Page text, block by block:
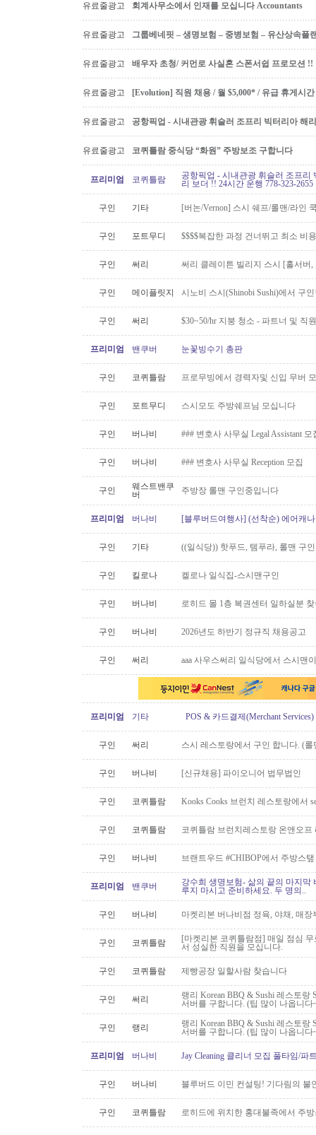
유료줄광고 회계사무소에서 인재를 모십니다 Accountants
유료줄광고 그룹베네핏 – 생명보험 – 중병보험 – 유산상속플
유료줄광고 배우자 초청/ 커먼로 사실혼 스폰서쉽 프로모션 !!
유료줄광고 [Evolution] 직원 채용 / 월 $5,000* / 유급 휴게시
유료줄광고 공항픽업 - 시내관광 휘슬러 조프리 빅터리아 해
유료줄광고 코퀴틀람 중식당 “화원” 주방보조 구합니다
프리미엄 코퀴틀람
공항픽업 - 시내관광 휘슬러 조프
리 보더 !! 24시간 운행 778-323-2655
구인 기타 [버논/Vernon] 스시 쉐프/롤맨/라인
구인 포트무디 $$$$복잡한 과정 건너뛰고 최소 비
구인 써리 써리 클레이튼 빌리지 스시 [홀서버
구인 메이플릿지 시노비 스시(Shinobi Sushi)에서 구
구인 써리 $30~50/hr 지붕 청소 - 파트너 및 직
프리미엄 밴쿠버 눈꽃빙수기 총판
구인 코퀴틀람 프로무빙에서 경력자및 신입 무버
구인 포트무디 스시모도 주방쉐프님 모십니다
구인 버나비 ### 변호사 사무실 Legal Assistant 모
구인 버나비 ### 변호사 사무실 Reception 모집
구인
웨스트밴쿠
버
주방장 롤맨 구인중입니다
프리미엄 버나비 [블루버드여행사] (선착순) 에어캐
구인 기타 ((일식당)) 핫푸드, 템푸라, 롤맨 구
구인 킬로나 켈로나 일식집-스시맨구인
구인 버나비 로히드 몰 1층 복권센터 일하실분
구인 버나비 2026년도 하반기 정규직 채용공고
구인 써리 aaa 사우스써리 일식당에서 스시맨
프리미엄 기타 POS & 카드결제(Merchant
구인 써리 스시 레스토랑에서 구인 합니다. (롤
구인 버나비 [신규채용] 파이오니어 법무법인
구인 코퀴틀람 Kooks Cooks 브런치 레스토랑에서
구인 코퀴틀람 코퀴틀람 브런치레스토랑 온앤오
구인 버나비 브랜트우드 #CHIBOP에서 주방스
프리미엄 밴쿠버
강수희 생명보험- 삶의 끝의 마지막
루지 마시고 준비하세요. 두 명의..
구인 버나비 마켓리본 버나비점 정육, 야채, 매
구인 코퀴틀람
[마켓리본 코퀴틀람점] 매일 점심
서 성실한 직원을 모십니다.
구인 코퀴틀람 제빵공장 일할사람 찾습니다
구인 써리
랭리 Korean BBQ & Sushi 레스토
서버를 구합니다. (팁 많이 나옵니다
구인 랭리
랭리 Korean BBQ & Sushi 레스토
서버를 구합니다. (팁 많이 나옵니다
프리미엄 버나비 Jay Cleaning 클리너 모집 풀타임/파
구인 버나비 블루버드 이민 컨설팅! 기다림의 불
구인 코퀴틀람 로히드에 위치한 홍대불족에서 주